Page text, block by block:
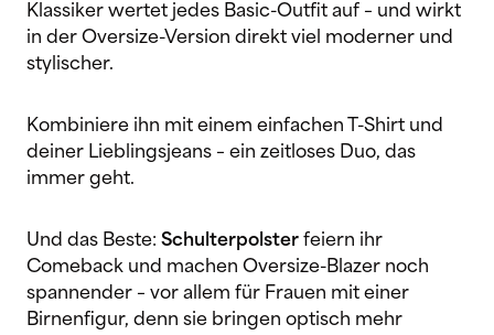
Klassiker wertet jedes Basic-Outfit auf – und wirkt
in der Oversize-Version direkt viel moderner und
stylischer.
Kombiniere ihn mit einem einfachen T-Shirt und
deiner Lieblingsjeans – ein zeitloses Duo, das
immer geht.
Und das Beste: Schulterpolster feiern ihr
Comeback und machen Oversize-Blazer noch
spannender – vor allem für Frauen mit einer
Birnenfigur, denn sie bringen optisch mehr